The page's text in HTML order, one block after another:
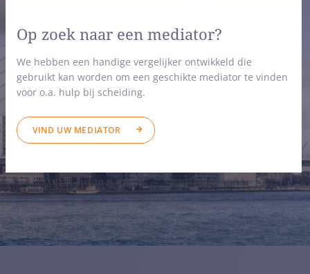
Op zoek naar een mediator?
We hebben een handige vergelijker ontwikkeld die
gebruikt kan worden om een geschikte mediator te vinden
voor o.a. hulp bij scheiding.
VIND UW MEDIATOR